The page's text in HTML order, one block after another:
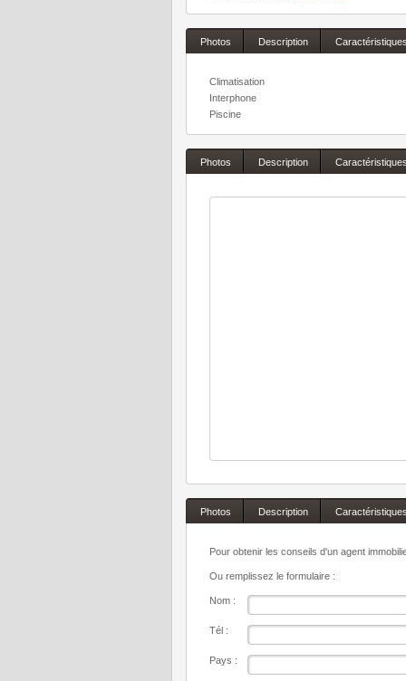
Photos Description
Climatisation
Interphone
Piscine
Photos Description
Photos Description
Pour obtenir les conseils d'un agent
Ou remplissez le formulaire :
Nom :
Tél :
Pays :